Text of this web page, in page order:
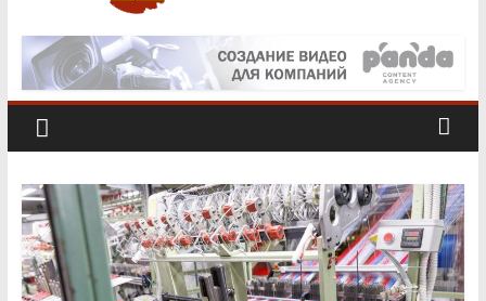
африканского сома втрое
«Юнител Инжиниринг» вложит 1,3 млрд рублей в
производство в Чебоксарах
Деловая
Чувашия.
Новости
бизнеса